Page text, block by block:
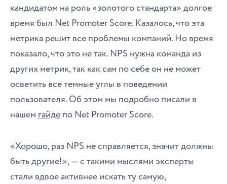
кандидатом на роль «золотого стандарта» долгое
время был Net Promoter Score. Казалось, что эта
метрика решит все проблемы компаний. Но время
показало, что это не так. NPS нужна команда из
других метрик, так как сам по себе он не может
осветить все темные углы в поведении
пользователя. Об этом мы подробно писали в
нашемгайдепо Net Promoter Score.
«Хорошо, раз NPS не справляется, значит должны
быть другие!», ― с такими мыслями эксперты
стали вдвое активнее искать ту самую,